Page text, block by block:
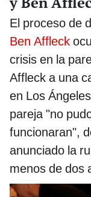
El proceso de
Ben Affleck
crisis en la
Affleck a una
en Los
pareja "no
funcionaran",
anunciado la
menos de dos